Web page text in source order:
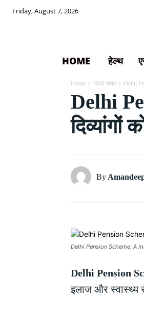
Friday, August 7, 2026
HOME हेल्थ
Home ताजा खबर Delhi
Delhi
दिव्यांगों
By
Delhi Pension Scheme: A
Delhi Pension
इलाज और स्वास्थ्य